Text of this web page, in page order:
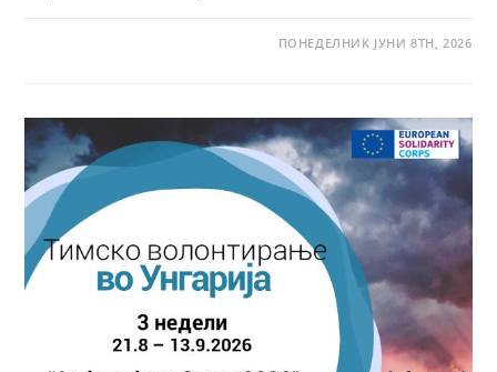
ПОНЕДЕЛНИК ЈУНИ 8TH, 2026